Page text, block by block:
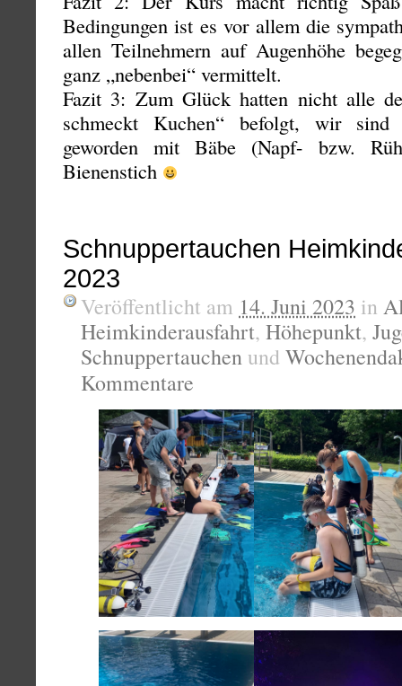
Bedingungen ist es vor allem die
allen Teilnehmern auf Augenhöhe
ganz „nebenbei“ vermittelt.
Fazit 3: Zum Glück hatten nicht alle
schmeckt Kuchen“ befolgt, wir
geworden mit Bäbe (Napf- bzw.
Bienenstich
Schnuppertauchen
2023
Veröffentlicht am 14. Juni 2023 in
Heimkinderausfahrt, Höhepunkt,
Schnuppertauchen und
Kommentare